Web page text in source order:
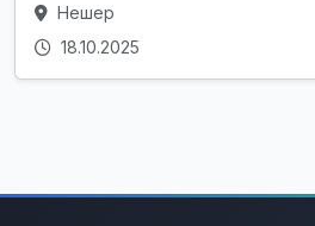
Нешер
18.10.2025